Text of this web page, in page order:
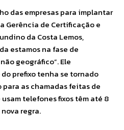
das empresas para implantar
Gerência de Certificação e
da Costa Lemos,
estamos na fase de
geográfico”. Ele
prefixo tenha se tornado
as chamadas feitas de
telefones fixos têm até 8
regra.